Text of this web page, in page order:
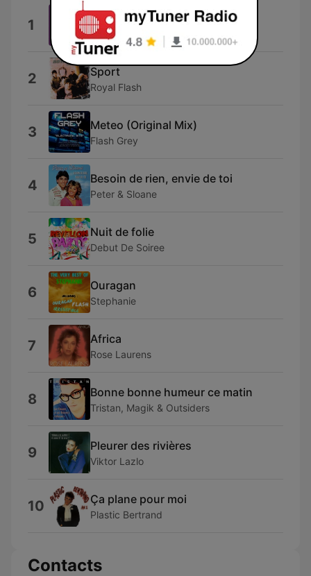
1 Flash Info
Fred Hamm
2 Sport
Royal Flash
3 Meteo (Original Mix)
Flash Grey
4 Besoin de rien, envie de toi
Peter & Sloane
5 Nuit de folie
Debut De Soiree
6 Ouragan
Stephanie
7 Africa
Rose Laurens
8 Bonne bonne humeur ce matin
Tristan, Magik & Outsiders
9 Pleurer des rivières
Viktor Lazlo
10 Ça plane pour moi
Plastic Bertrand
Contacts